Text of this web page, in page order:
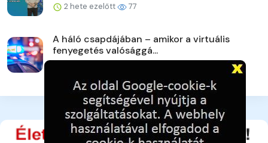
2 hete ezelőtt 77
A háló csapdájában – amikor a virtuális
fenyegetés valósággá...